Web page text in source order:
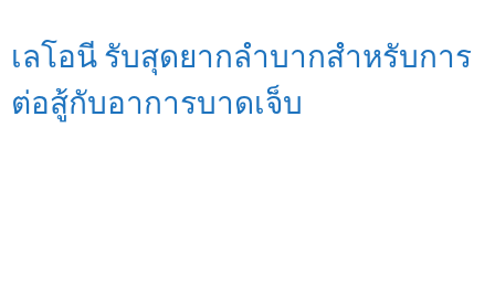
เลโอนี รับสุดยากลำบากสำหรับการ
ต่อสู้กับอาการบาดเจ็บ